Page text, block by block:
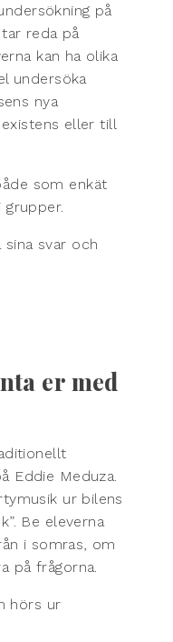
på
reda på
kan ha olika
undersöka
nya
eller till
som enkät
sina svar och
er med
Eddie Meduza.
ur bilens
Be eleverna
i somras, om
på frågorna.
hörs ur